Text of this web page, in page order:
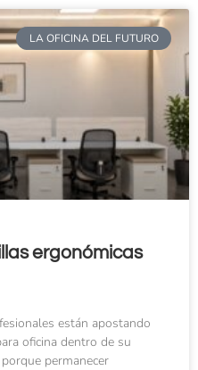
LA OFICINA DEL FUTURO
ergonómicas
están apostando
oficina dentro de su
permanecer